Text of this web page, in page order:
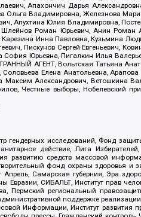
Апахончич Дарья
Владимировна, Железнова
Апухтина Юлия Владимировна,
Роман Юрьевич, Анин Роман
Карезина Инна Павловна, Кузьмина
Пискунов Сергей Евгеньевич,
Юрьевна, Пигалкин Илья
АГЕНТ, Вольтская Татьяна
Елена Анатольевна,
Александрович, Ветошкина
Честные выборы, Нобелевский
гендерных исследований, Фонд
действие, Лига Избирателей,
развитию средств массовой
фонд охраны
Апрель, Самарская губерния, Эра
СИБАЛЬТ, Институт прав
Пермский региональный
поддержке реализации
Информации, Институт развития